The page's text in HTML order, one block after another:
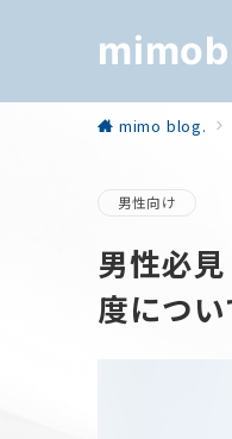
mimo blog.
男性向け
男性必
度につい